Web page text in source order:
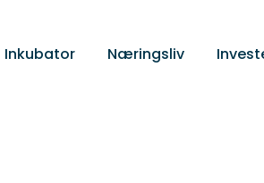
Inkubator Næringsliv